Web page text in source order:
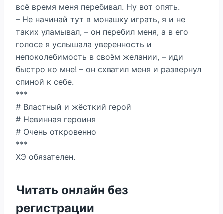
всё время меня перебивал. Ну вот опять.
– Не начинай тут в монашку играть, я и не
таких уламывал, – он перебил меня, а в его
голосе я услышала уверенность и
непоколебимость в своём желании, – иди
быстро ко мне! – он схватил меня и развернул
спиной к себе.
***
# Властный и жёсткий герой
# Невинная героиня
# Очень откровенно
***
ХЭ обязателен.
Читать онлайн без
регистрации